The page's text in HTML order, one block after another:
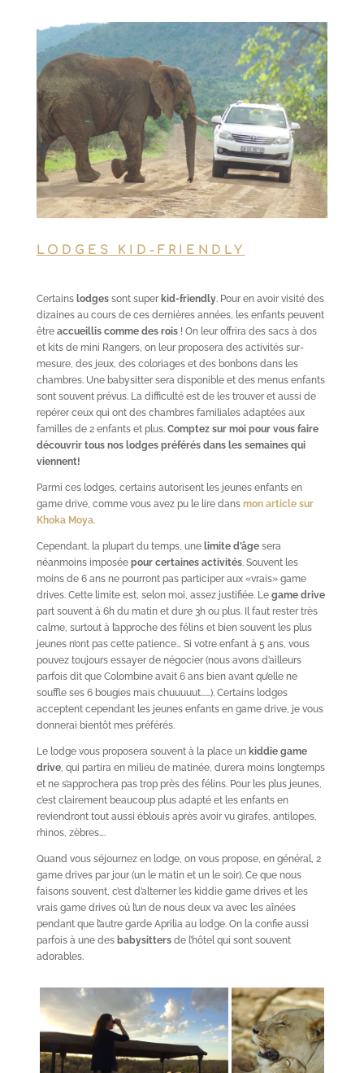
LODGES KID-FRIENDLY
Certains lodgessont super kid-friendly. Pour en avoir visité des
dizaines au cours de ces dernières années, les enfants peuvent
être accueillis comme des rois! On leur offrira des sacs à dos
et kits de mini Rangers, on leur proposera des activités sur-
mesure, des jeux, des coloriages et des bonbons dans les
chambres. Une babysitter sera disponible et des menus enfants
sont souvent prévus. La difficulté est de les trouver et aussi de
repérer ceux qui ont des chambres familiales adaptées aux
familles de 2 enfants et plus. Comptez sur moi pour vous faire
découvrir tous nos lodges préférés dans les semaines qui
viennent!
Parmi ces lodges, certains autorisent les jeunes enfants en
game drive, comme vous avez pu le lire dans mon article sur
Khoka Moya.
Cependant, la plupart du temps, unelimite d’âgesera
néanmoins imposée pour certaines activités. Souvent les
moins de 6 ans ne pourront pas participer aux «vrais» game
drives. Cette limite est, selon moi, assez justifiée. Le game drive
part souvent à 6h du matin et dure 3h ou plus. Il faut rester très
calme, surtout à l’approche des félins et bien souvent les plus
jeunes n’ont pas cette patience… Si votre enfant à 5 ans, vous
pouvez toujours essayer de négocier (nous avons d’ailleurs
parfois dit que Colombine avait 6 ans bien avant qu’elle ne
souffle ses 6 bougies mais chuuuuut……). Certains lodges
acceptent cependant les jeunes enfants en game drive, je vous
donnerai bientôt mes préférés.
Le lodge vous proposera souvent à la place un kiddie game
drive, qui partira en milieu de matinée, durera moins longtemps
et ne s’approchera pas trop près des félins. Pour les plus jeunes,
c’est clairement beaucoup plus adapté et les enfants en
reviendront tout aussi éblouis après avoir vu girafes, antilopes,
rhinos, zèbres….
Quand vous séjournez en lodge, on vous propose, en général, 2
game drives par jour (un le matin et un le soir). Ce que nous
faisons souvent, c’est d’alterner les kiddie game drives et les
vrais game drives où l’un de nous deux va avec les aînées
pendant que l’autre garde Aprilia au lodge. On la confie aussi
parfois à une des babysittersde l’hôtel qui sont souvent
adorables.